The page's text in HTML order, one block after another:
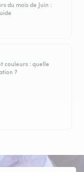
du mois de Juin :
couleurs : quelle
?